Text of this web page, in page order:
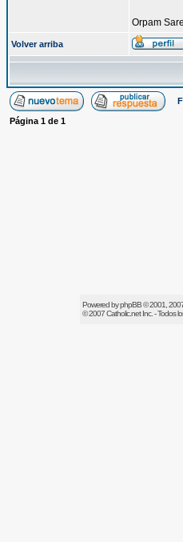
Orpam
Volver arriba
Página 1 de 1
Powered byphpBB© 2001,
© 2007Catholic.netInc. - Todos